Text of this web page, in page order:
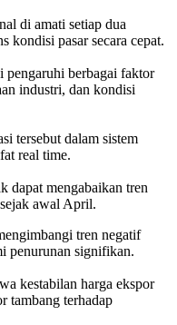
di amati setiap dua
kondisi pasar secara cepat.
pengaruhi berbagai faktor
industri, dan kondisi
tersebut dalam sistem
real time.
dapat mengabaikan tren
awal April.
tren negatif
penurunan signifikan.
kestabilan harga ekspor
tambang terhadap